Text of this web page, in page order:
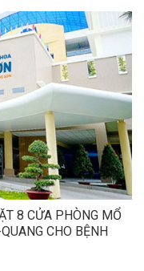
8 CỬA PHÒNG MỔ
CHO BỆNH